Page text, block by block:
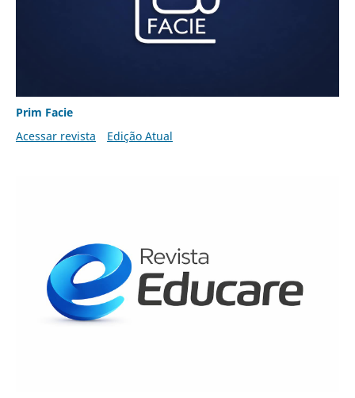
Prim Facie
Acessar revista
Edição Atual